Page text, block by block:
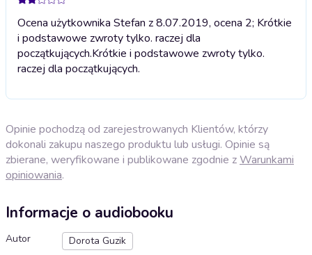
Ocena użytkownika Stefan z 8.07.2019, ocena 2; Krótkie
i podstawowe zwroty tylko. raczej dla
początkujących.Krótkie i podstawowe zwroty tylko.
raczej dla początkujących.
Opinie pochodzą od zarejestrowanych Klientów, którzy
dokonali zakupu naszego produktu lub usługi. Opinie są
zbierane, weryfikowane i publikowane zgodnie zWarunkami
opiniowania.
Informacje o audiobooku
Autor
Dorota Guzik